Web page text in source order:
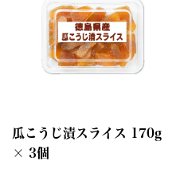
瓜こうじ漬スライス 170g
× 3個